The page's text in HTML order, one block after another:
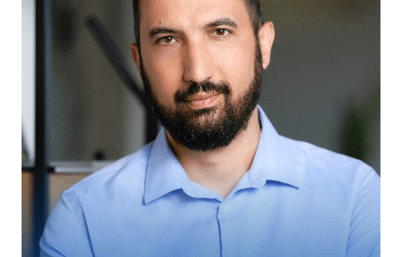
AMPECO. Er verfügt über 19 Jahre Erfahrung in
der IT-Branche und bringt eine reichhaltige
Expertise in den Bereichen Skalierung von B2B-
Unternehmen, Geschäftsentwicklung, Vertrieb,
Management und Beratung mit. Stefan leitet den
weltweiten Vertrieb und die
Geschäftsentwicklung von AMPECO. Er ist
Referent und Berater für
Technologieunternehmen zu Themen wie
Vertrieb, Geschäftsstrategie, Go-to-Marketing
und internationale Expansion.